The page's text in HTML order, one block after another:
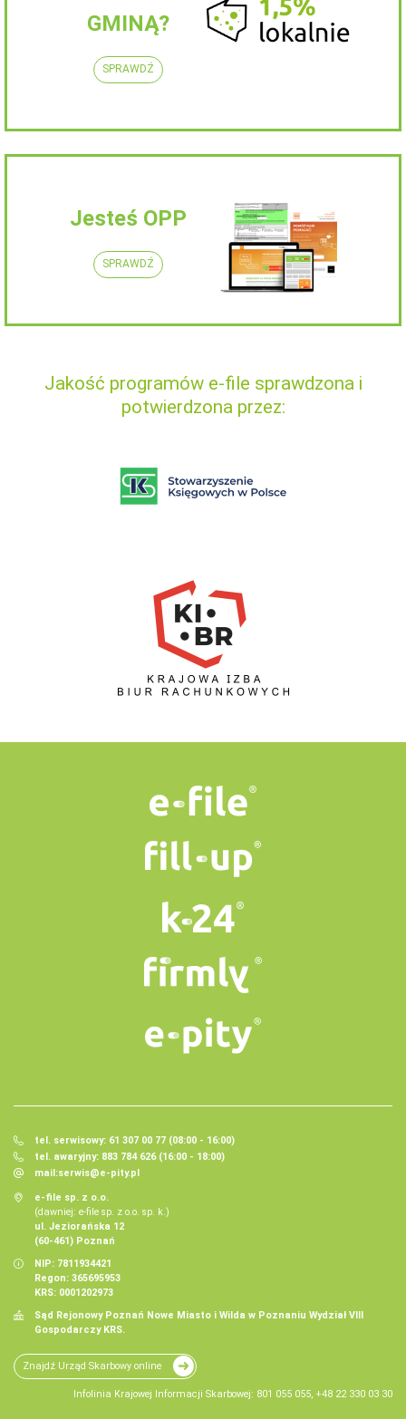
GMINĄ?
SPRAWDŹ
Jesteś OPP
SPRAWDŹ
Jakość programów e-file sprawdzona i
potwierdzona przez:
tel. serwisowy: 61 307 00 77 (08:00 - 16:00)
tel. awaryjny: 883 784 626 (16:00 - 18:00)
mail:serwis@e-pity.pl
e-file sp. z o.o.
(dawniej: e-file sp. z o.o. sp. k.)
ul. Jeziorańska 12
(60-461) Poznań
NIP: 7811934421
Regon: 365695953
KRS: 0001202973
Sąd Rejonowy Poznań Nowe Miasto i Wilda w Poznaniu Wydział VIII
Gospodarczy KRS.
Znajdź Urząd Skarbowy online
Infolinia Krajowej Informacji Skarbowej: 801 055 055, +48 22 330 03 30